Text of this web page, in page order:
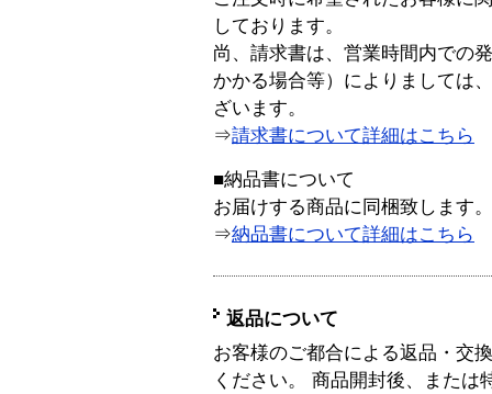
しております。
尚、請求書は、営業時間内での
かかる場合等）によりましては
ざいます。
⇒請求書について詳細はこちら
■納品書について
お届けする商品に同梱致します。
⇒納品書について詳細はこちら
返品について
お客様のご都合による返品・交
ください。 商品開封後、または